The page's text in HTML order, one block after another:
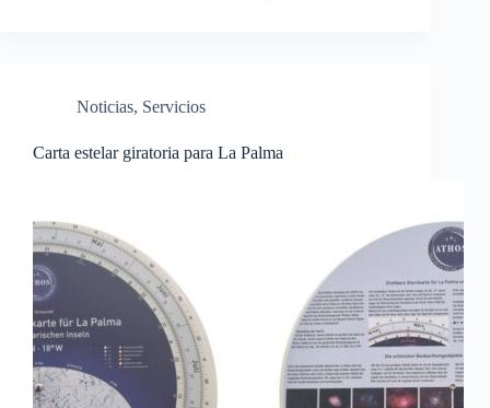
Noticias, Servicios
Carta estelar giratoria para La Palma